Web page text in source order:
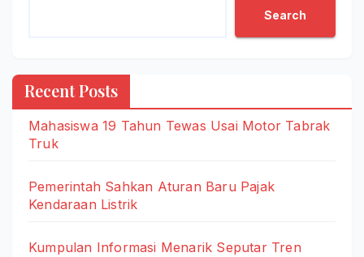
Search
Recent Posts
Mahasiswa 19 Tahun Tewas Usai Motor Tabrak
Truk
Pemerintah Sahkan Aturan Baru Pajak
Kendaraan Listrik
Kumpulan Informasi Menarik Seputar Tren